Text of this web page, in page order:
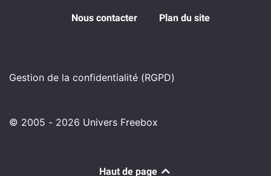
Nous contacter Plan du site
Gestion de la confidentialité (RGPD)
© 2005 - 2026 Univers Freebox
Haut de page